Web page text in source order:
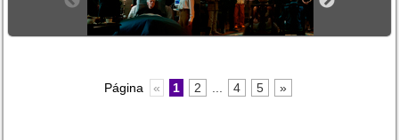
Página « 1 2 4 5 »